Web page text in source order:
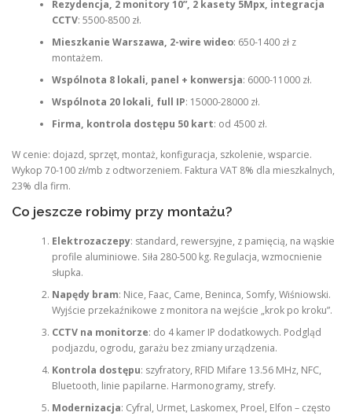
Rezydencja, 2 monitory 10”, 2 kasety 5Mpx, integracja
CCTV: 5500-8500 zł.
Mieszkanie Warszawa, 2-wire wideo: 650-1400 zł z
montażem.
Wspólnota 8 lokali, panel + konwersja: 6000-11000 zł.
Wspólnota 20 lokali, full IP: 15000-28000 zł.
Firma, kontrola dostępu 50 kart: od 4500 zł.
W cenie: dojazd, sprzęt, montaż, konfiguracja, szkolenie, wsparcie.
Wykop 70-100 zł/mb z odtworzeniem. Faktura VAT 8% dla mieszkalnych,
23% dla firm.
Co jeszcze robimy przy montażu?
Elektrozaczepy: standard, rewersyjne, z pamięcią, na wąskie
profile aluminiowe. Siła 280-500 kg. Regulacja, wzmocnienie
słupka.
Napędy bram: Nice, Faac, Came, Beninca, Somfy, Wiśniowski.
Wyjście przekaźnikowe z monitora na wejście „krok po kroku”.
CCTV na monitorze: do 4 kamer IP dodatkowych. Podgląd
podjazdu, ogrodu, garażu bez zmiany urządzenia.
Kontrola dostępu: szyfratory, RFID Mifare 13.56 MHz, NFC,
Bluetooth, linie papilarne. Harmonogramy, strefy.
Modernizacja: Cyfral, Urmet, Laskomex, Proel, Elfon – często